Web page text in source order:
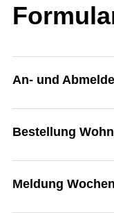
An- und
Bestellung
Meldung